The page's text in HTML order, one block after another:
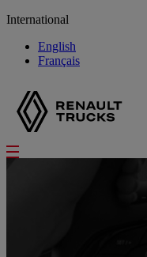
International
English
Français